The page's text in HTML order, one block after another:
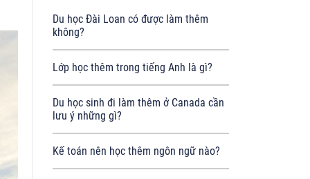
Du học Đài Loan có được làm thêm
không?
Lớp học thêm trong tiếng Anh là gì?
Du học sinh đi làm thêm ở Canada cần
lưu ý những gì?
Kế toán nên học thêm ngôn ngữ nào?